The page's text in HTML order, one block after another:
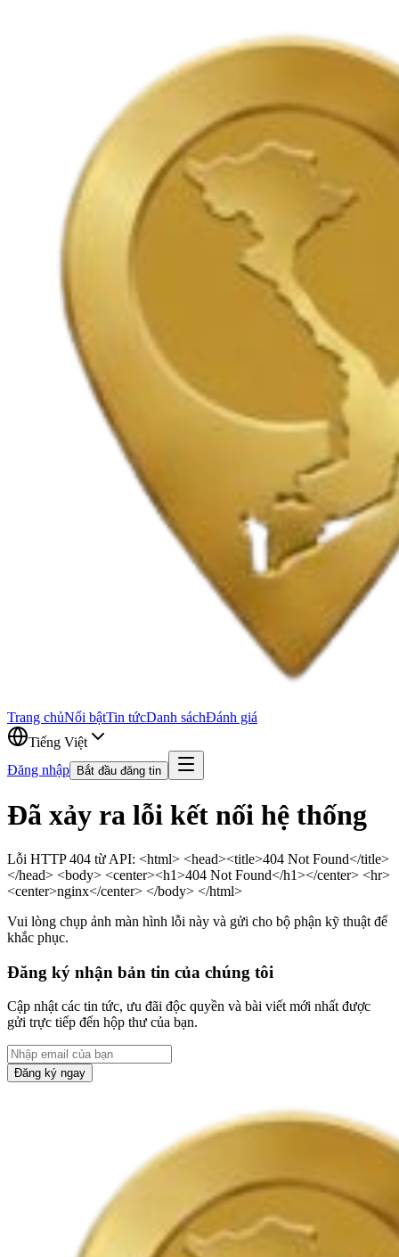
Trang chủNổi bậtTin tứcDanh sáchĐánh giá
Tiếng Việt
Đăng nhập
Bắt đầu đăng tin
Đã xảy ra lỗi kết nối hệ thống
Lỗi HTTP 404 từ API: <html> <head><title>404 Not Found</title>
</head> <body> <center><h1>404 Not Found</h1></center> <hr>
<center>nginx</center> </body> </html>
Vui lòng chụp ảnh màn hình lỗi này và gửi cho bộ phận kỹ thuật để
khắc phục.
Đăng ký nhận bản tin của chúng tôi
Cập nhật các tin tức, ưu đãi độc quyền và bài viết mới nhất được
gửi trực tiếp đến hộp thư của bạn.
Đăng ký ngay